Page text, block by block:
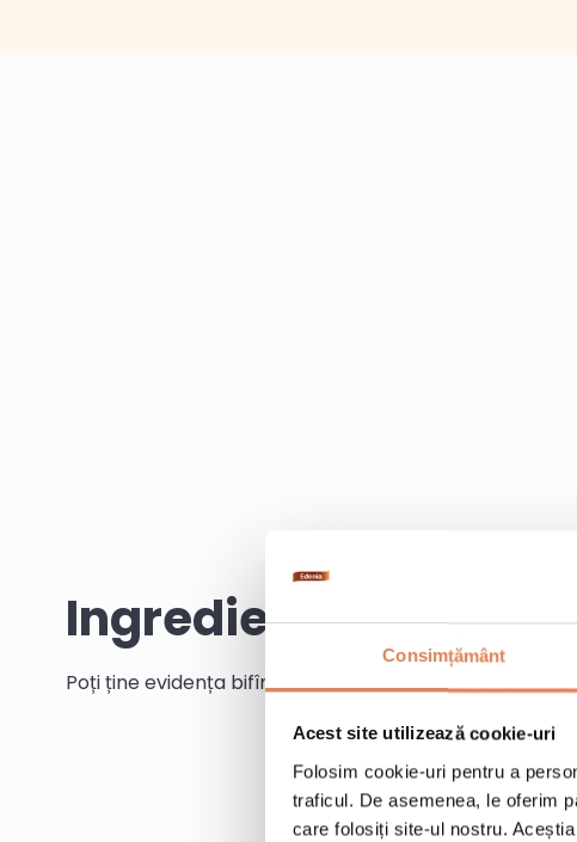
Consimțământ
Acest site utilizează cookie-uri
Folosim cookie-uri pentru a
traficul. De asemenea, le oferim
care folosiți site-ul nostru.
Ingrediente
Poți ține evidența bifînd ingredientele pe măsură ce le